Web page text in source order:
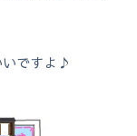
いですよ♪